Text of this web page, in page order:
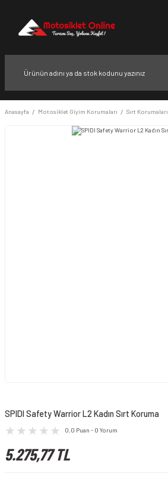
Anasayfa Motosiklet Giyim Korumaları Sırt Korumaları
SPIDI Safety Warrior L2 Kadın Sırt Koruma
0.0 Puan - 0 Yorum
5.275,77 TL